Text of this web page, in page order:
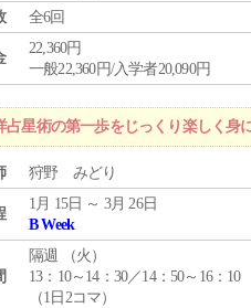
全6回
22,360円
一般22,360円/入学者20,090円
星術の第一歩をじっくり楽しく身
狩野 みどり
1月 15日 ～ 3月 26日
B Week
隔週 （火 ）
13：10～14：30／14：50～16：10
（1日2コマ）